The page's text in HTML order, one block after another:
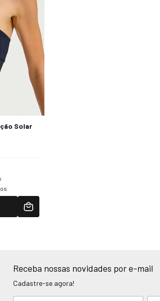
Solar
Receba nossas novidades por e-mail
Cadastre-se agora!